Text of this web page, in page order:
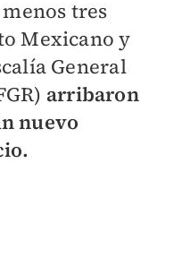
tres
Mexicano y
General
arribaron
nuevo